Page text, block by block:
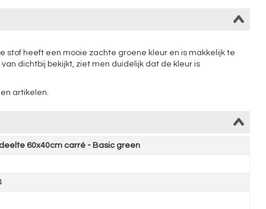
stof heeft een mooie zachte groene kleur en is makkelijk te
dichtbij bekijkt, ziet men duidelijk dat de kleur is
artikelen.
60x40cm carré - Basic green